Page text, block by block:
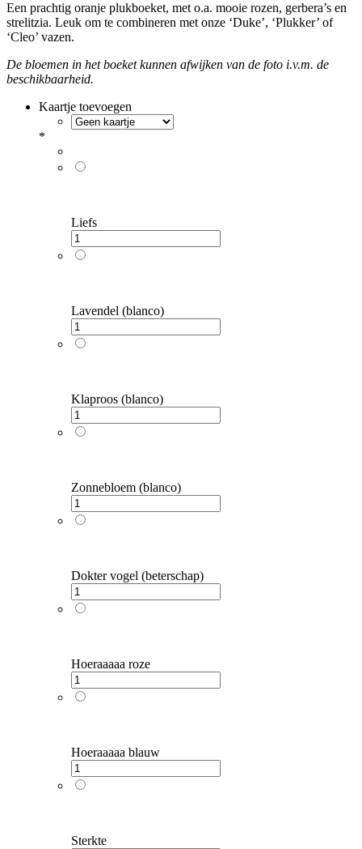
Een prachtig oranje plukboeket, met o.a. mooie rozen, gerbera’s en
strelitzia. Leuk om te combineren met onze ‘Duke’, ‘Plukker’ of
‘Cleo’ vazen.
De bloemen in het boeket kunnen afwijken van de foto i.v.m. de
beschikbaarheid.
Kaartje toevoegen
*
Liefs
Lavendel (blanco)
Klaproos (blanco)
Zonnebloem (blanco)
Dokter vogel (beterschap)
Hoeraaaaa roze
Hoeraaaaa blauw
Sterkte